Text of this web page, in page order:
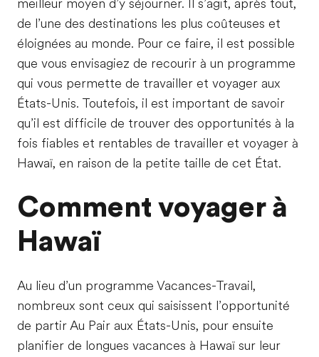
meilleur moyen d’y séjourner. Il s’agit, après tout,
de l’une des destinations les plus coûteuses et
éloignées au monde. Pour ce faire, il est possible
que vous envisagiez de recourir à un programme
qui vous permette de travailler et voyager aux
États-Unis. Toutefois, il est important de savoir
qu’il est difficile de trouver des opportunités à la
fois fiables et rentables de travailler et voyager à
Hawaï, en raison de la petite taille de cet État.
Comment voyager à
Hawaï
Au lieu d’un programme Vacances-Travail,
nombreux sont ceux qui saisissent l’opportunité
de partir Au Pair aux États-Unis, pour ensuite
planifier de longues vacances à Hawaï sur leur